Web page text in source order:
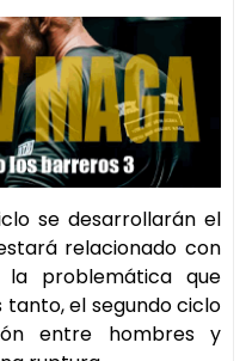
se desarrollarán el
relacionado con
problemática que
tanto, el segundo ciclo
entre hombres y